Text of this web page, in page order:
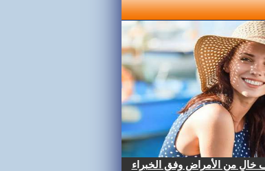
خالٍ من الأمراض وفق الخبراء